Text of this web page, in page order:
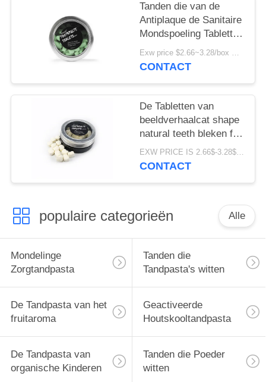
Tanden die van de
Antiplaque de Sanitaire
Mondspoeling Tabletten
Zonder binnenband
witten
Exw price $2.66~3.28/box MOQ:5000 Dozen
CONTACT
De Tabletten van
beeldverhaalcat shape
natural teeth bleken fris
worden het Pakket van
de Ademdoos
EXW PRICE IS 2.66$-3.28$/BOTTLE MOQ:de doos van 60pcs *100
CONTACT
populaire categorieën Alle
Mondelinge
Zorgtandpasta
Tanden die
Tandpasta's witten
De Tandpasta van het
fruitaroma
Geactiveerde
Houtskooltandpasta
De Tandpasta van
organische Kinderen
Tanden die Poeder
witten